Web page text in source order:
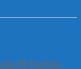
50 Karton,